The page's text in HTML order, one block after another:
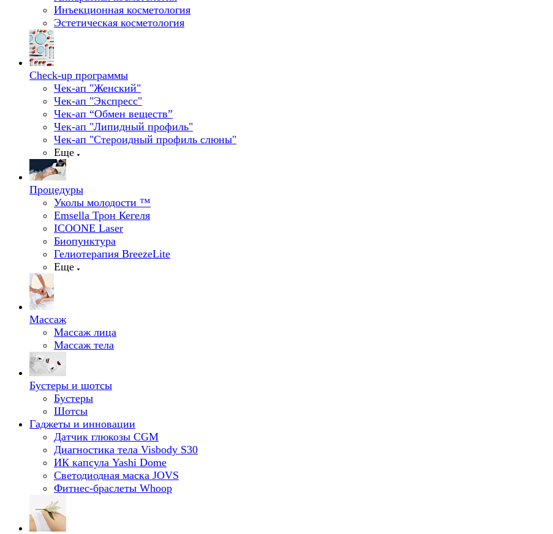
Инъекционная косметология
Эстетическая косметология
Check-up программы
Чек-ап "Женский"
Чек-ап "Экспресс"
Чек-ап “Обмен веществ”
Чек-ап "Липидный профиль"
Чек-ап "Стероидный профиль слюны"
Еще
Процедуры
Уколы молодости ™
Emsella Трон Кегеля
ICOONE Laser
Биопунктура
Гелиотерапия BreezeLite
Еще
Массаж
Массаж лица
Массаж тела
Бустеры и шотсы
Бустеры
Шотсы
Гаджеты и инновации
Датчик глюкозы CGM
Диагностика тела Visbody S30
ИК капсула Yashi Dome
Светодиодная маска JOVS
Фитнес-браслеты Whoop